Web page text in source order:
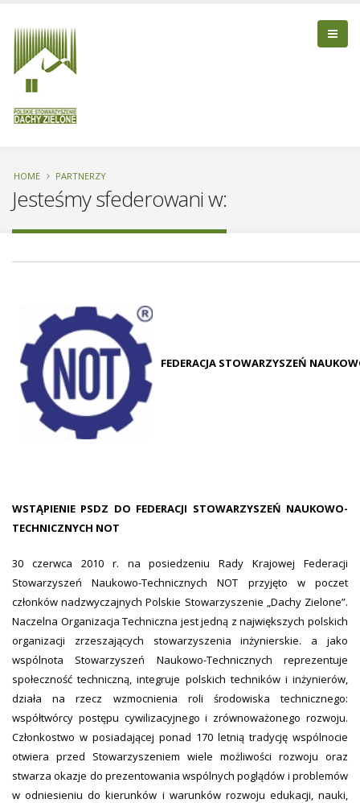
HOME PARTNERZY
Jesteśmy sfederowani w:
FEDERACJA STOWARZYSZEŃ
WSTĄPIENIE PSDZ DO FEDERACJI STOWARZYSZEŃ NAUKOWO-
TECHNICZNYCH NOT
30 czerwca 2010 r. na posiedzeniu Rady Krajowej Federacji
Stowarzyszeń Naukowo-Technicznych NOT przyjęto w poczet
członków nadzwyczajnych Polskie Stowarzyszenie „Dachy Zielone”.
Naczelna Organizacja Techniczna jest jedną z największych polskich
organizacji zrzeszających stowarzyszenia inżynierskie. a jako
wspólnota Stowarzyszeń Naukowo-Technicznych reprezentuje
społeczność techniczną, integruje polskich techników i inżynierów,
działa na rzecz wzmocnienia roli środowiska technicznego:
współtwórcy postępu cywilizacyjnego i zrównoważonego rozwoju.
Członkostwo w posiadającej ponad 170 letnią tradycję wspólnocie
otwiera przed Stowarzyszeniem wiele możliwości rozwoju oraz
stwarza okazje do prezentowania wspólnych poglądów i problemów
w odniesieniu do kierunków i warunków rozwoju edukacji, nauki,